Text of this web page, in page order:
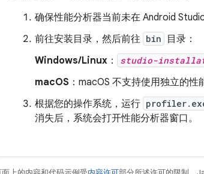
确保性能分析器当前未在 Android Studio
前往安装目录，然后前往 bin
目录：
Windows/Linux ： studio-
macOS ：macOS 不支持使用独立的性
根据您的操作系统，运行
消失后，系统会打开性能分析器窗口。